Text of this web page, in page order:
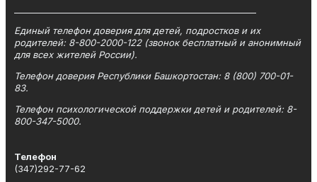
Единый телефон доверия для детей, подростков и их
родителей: 8-800-2000-122 (звонок бесплатный и анонимный
для всех жителей России).
Телефон доверия Республики Башкортостан: 8 (800) 700-01-
83.
Телефон психологической поддержки детей и родителей: 8-
800-347-5000.
Телефон
(347)292-77-62